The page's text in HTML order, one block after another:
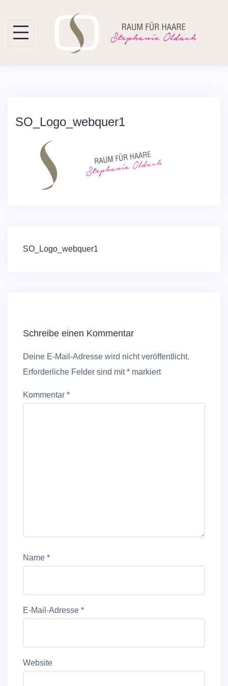
content
SO_Logo_webquer1
Beitragsnavigation
SO_Logo_webquer1
Schreibe einen Kommentar
Deine E-Mail-Adresse wird nicht veröffentlicht.
Erforderliche Felder sind mit* markiert
Kommentar *
Name *
E-Mail-Adresse *
Website